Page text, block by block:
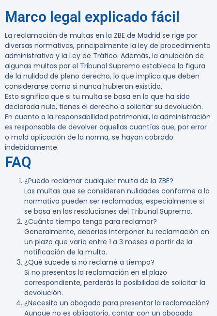
Marco legal explicado fácil
La reclamación de multas en la ZBE de Madrid se rige por
diversas normativas, principalmente la ley de procedimiento
administrativo y la Ley de Tráfico. Además, la anulación de
algunas multas por el Tribunal Supremo establece la figura
de la nulidad de pleno derecho, lo que implica que deben
considerarse como si nunca hubieran existido.
Esto significa que si tu multa se basa en lo que ha sido
declarada nula, tienes el derecho a solicitar su devolución.
En cuanto a la responsabilidad patrimonial, la administración
es responsable de devolver aquellas cuantías que, por error
o mala aplicación de la norma, se hayan cobrado
indebidamente.
FAQ
¿Puedo reclamar cualquier multa de la ZBE?
Las multas que se consideren nulidades conforme a la
normativa pueden ser reclamadas, especialmente si
se basa en las resoluciones del Tribunal Supremo.
¿Cuánto tiempo tengo para reclamar?
Generalmente, deberías interponer tu reclamación en
un plazo que varía entre 1 a 3 meses a partir de la
notificación de la multa.
¿Qué sucede si no reclamé a tiempo?
Si no presentas la reclamación en el plazo
correspondiente, perderás la posibilidad de solicitar la
devolución.
¿Necesito un abogado para presentar la reclamación?
Aunque no es obligatorio, contar con un abogado